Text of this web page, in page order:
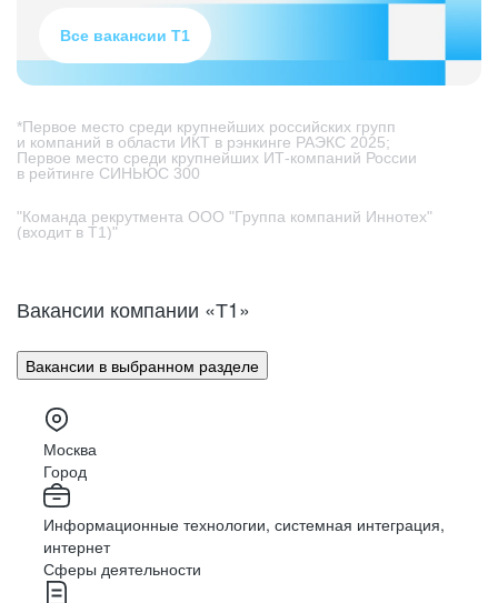
Все вакансии Т1
*Первое место среди крупнейших российских групп
и компаний в области ИКТ в рэнкинге РАЭКС 2025;
Первое место среди крупнейших ИТ-компаний России
в рейтинге СИНЬЮС 300
"Команда рекрутмента ООО "Группа компаний Иннотех"
(входит в Т1)"
Вакансии компании «Т1»
Вакансии в выбранном разделе
Москва
Город
Информационные технологии, системная интеграция,
интернет
Сферы деятельности